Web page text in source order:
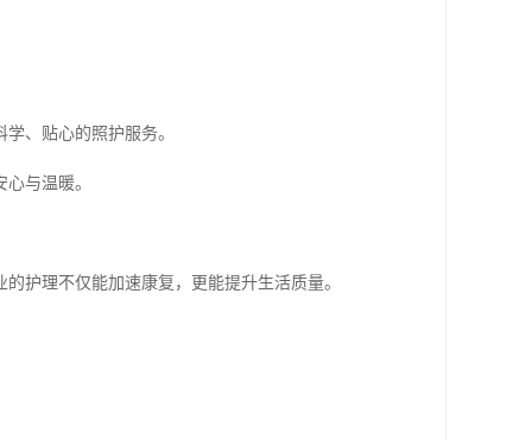
、贴心的照护服务。
与温暖。
护理不仅能加速康复，更能提升生活质量。